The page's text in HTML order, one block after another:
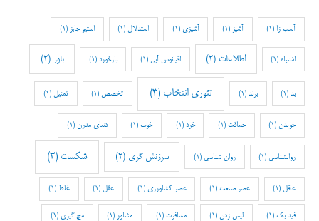
آسب زا (1) آشپز (1) آشپزی (1) استدلال (1) استیو جابز (1)
اشتباه (1) اطلاعات (2) اقیانوس آبی (1) بازخورد (1) باور (2)
بد(1) برند (1) تئوری انتخاب (3) تخصص (1) تمثیل (1)
جویدن (1) حماقت (1) خرد (1) خوب(1) دنیای مدرن (1)
روانشناسی (1) روان شناسی (1) سرزنش گری (2) شکست (3)
عاقل (1) عصر صنعت (1) عصر کشاورزی (1) عقل (1) غلط (1)
فید بک(1) لیس زدن (1) مسافرت (1) مشاور (1) مچ گیری (1)